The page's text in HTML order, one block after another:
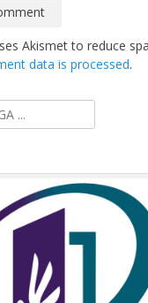
Akismet to reduce
data is processed.